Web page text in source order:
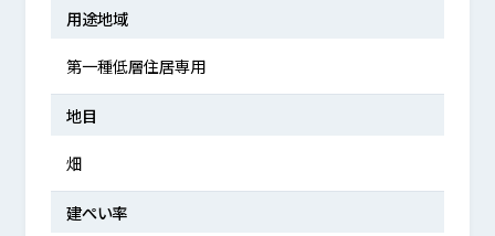
用途地域
第一種低層住居専用
地目
畑
建ぺい率